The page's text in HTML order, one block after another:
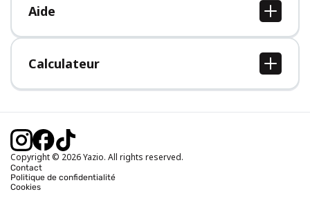
Aide
Centre d'aide
Calculateur
Calcul IMC
Calcul poids idéal
Calcul calories brûlées
Copyright © 2026 Yazio. All rights reserved.
Contact
Politique de confidentialité
Cookies